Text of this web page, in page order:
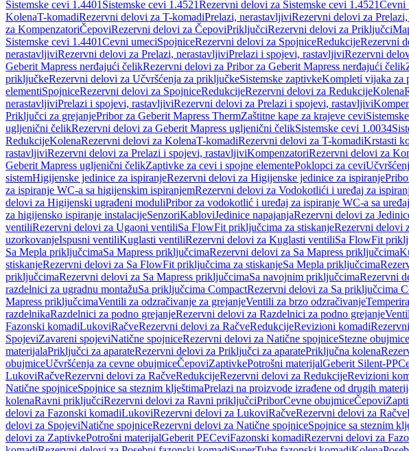
Sistemske cevi 1.4401 Sistemske cevi 1.4521Rezervni delovi za Sistemske cevi 1.4521Cevni
KolenaT-komadiRezervni delovi za T-komadiPrelazi, nerastavljiviRezervni delovi za
za KompenzatoriČepoviRezervni delovi za ČepoviPriključciRezervni delovi za Priključci
Sistemske cevi 1.4401Cevni umeciSpojniceRezervni delovi za SpojniceRedukcijeRezervni
nerastavljiviRezervni delovi za Prelazi, nerastavljiviPrelazi i spojevi, rastavljiviRezervni
Geberit Mapress nerđajući čelikRezervni delovi za Pribor za Geberit Mapress nerđajući čelik
priključkeRezervni delovi za Učvršćenja za priključkeSistemske zaptivkeKompleti vijaka za
elementiSpojniceRezervni delovi za SpojniceRedukcijeRezervni delovi za RedukcijeKolena
nerastavljiviPrelazi i spojevi, rastavljiviRezervni delovi za Prelazi i spojevi, rastavljivi
Priključci za grejanjePribor za Geberit Mapress ThermZaštitne kape za krajeve cevi
ugljenični čelikRezervni delovi za Geberit Mapress ugljenični čelikSistemske cevi 1.0034
RedukcijeKolenaRezervni delovi za KolenaT-komadiRezervni delovi za T-komadiKrstasti
rastavljiviRezervni delovi za Prelazi i spojevi, rastavljiviKompenzatoriRezervni delovi za
Geberit Mapress ugljenični čelikZaptivke za cevi i spojne elementePoklopci za cevi
sistemHigijenske jedinice za ispiranjeRezervni delovi za Higijenske jedinice za ispiranje
za ispiranje WC-a sa higijenskim ispiranjemRezervni delovi za Vodokotlići i uređaj za
delovi za Higijenski ugrađeni moduliPribor za vodokotlić i uređaj za ispiranje WC-a sa
za higijensko ispiranje instalacijeSenzoriKabloviJedinice napajanjaRezervni delovi za
ventiliRezervni delovi za Ugaoni ventiliSa FlowFit priključcima za stiskanjeRezervni delovi
uzorkovanjeIspusni ventiliKuglasti ventiliRezervni delovi za Kuglasti ventiliSa FlowFit
Sa Mepla priključcimaSa Mapress priključcimaRezervni delovi za Sa Mapress priključcima
stiskanjeRezervni delovi za Sa FlowFit priključcima za stiskanjeSa Mepla priključcima
priključcimaRezervni delovi za Sa Mapress priključcimaSa navojnim priključcimaRezervni
razdelnici za ugradnu montažuSa priključcima CompactRezervni delovi za Sa priključcima
Mapress priključcimaVentili za odzračivanje za grejanjeVentili za brzo odzračivanje
razdelnikaRazdelnici za podno grejanjeRezervni delovi za Razdelnici za podno grejanje
Fazonski komadiLukoviRačveRezervni delovi za RačveRedukcijeRevizioni komadi
SpojeviZavareni spojeviNatične spojniceRezervni delovi za Natične spojniceStezne obujmice
materijalaPriključci za aparateRezervni delovi za Priključci za aparatePriključna kolena
obujmiceUčvršćenja za cevne obujmiceČepoviZaptivkePotrošni materijalGeberit Silent-PP
LukoviRačveRezervni delovi za RačveRedukcijeRezervni delovi za RedukcijeRevizioni
Natične spojniceSpojnice sa steznim klještimaPrelazi na proizvode izrađene od drugih
kolenaRavni priključciRezervni delovi za Ravni priključciPriborCevne obujmiceČepovi
delovi za Fazonski komadiLukoviRezervni delovi za LukoviRačveRezervni delovi za Račve
delovi za SpojeviNatične spojniceRezervni delovi za Natične spojniceSpojnice sa steznim
delovi za ZaptivkePotrošni materijalGeberit PECeviFazonski komadiRezervni delovi za